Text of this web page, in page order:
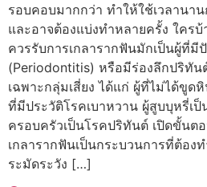
รอบคอบมากกว่า ทำให้ใช้เวลานา
และอาจต้องแบ่งทำหลายครั้ง ใคร
ควรรับการเกลารากฟันมักเป็นผู้ที่
(Periodontitis) หรือมีร่องลึกปริทัน
เฉพาะกลุ่มเสี่ยง ได้แก่ ผู้ที่ไม่ได้ขูด
ที่มีประวัติโรคเบาหวาน ผู้สูบบุหรี่เ
ครอบครัวเป็นโรคปริทันต์ เปิดขั้นต
เกลารากฟันเป็นกระบวนการที่ต้องท
ระมัดระวัง […]